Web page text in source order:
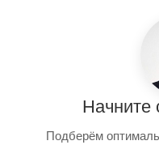
Начните
Подберём